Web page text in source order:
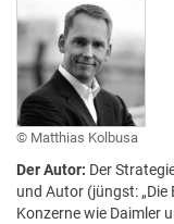
Matthias Kolbusa
Der Autor: Der
und Autor (jüngst:
Konzerne wie Daimler